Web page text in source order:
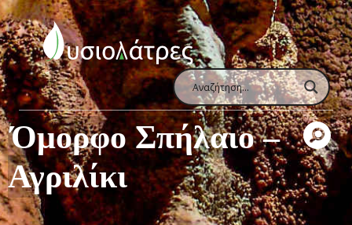
Όμορφο Σπήλαιο –
Αγριλίκι